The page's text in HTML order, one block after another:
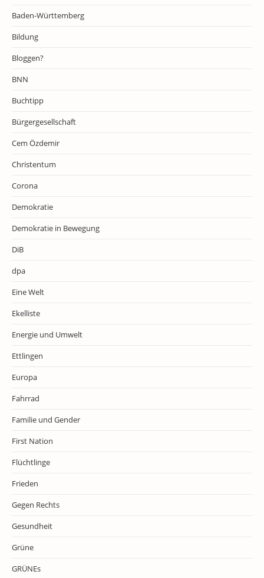
Baden-Württemberg
Bildung
Bloggen?
BNN
Buchtipp
Bürgergesellschaft
Cem Özdemir
Christentum
Corona
Demokratie
Demokratie in Bewegung
DiB
dpa
Eine Welt
Ekelliste
Energie und Umwelt
Ettlingen
Europa
Fahrrad
Familie und Gender
First Nation
Flüchtlinge
Frieden
Gegen Rechts
Gesundheit
Grüne
GRÜNEs